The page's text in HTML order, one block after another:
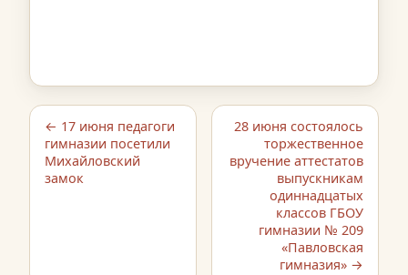
← 17 июня педагоги
гимназии посетили
Михайловский
замок
28 июня состоялось
торжественное
вручение аттестатов
выпускникам
одиннадцатых
классов ГБОУ
гимназии № 209
«Павловская
гимназия» →